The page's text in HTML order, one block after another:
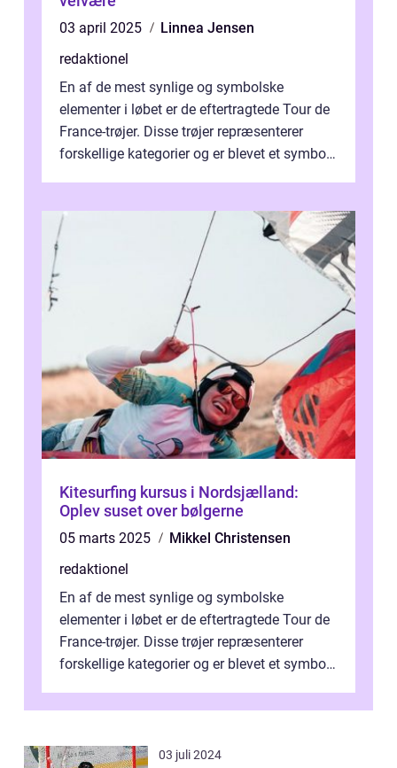
03 april 2025
Linnea Jensen
redaktionel
En af de mest synlige og symbolske
elementer i løbet er de eftertragtede Tour de
France-trøjer. Disse trøjer repræsenterer
forskellige kategorier og er blevet et symbol
Kitesurfing kursus i Nordsjælland:
Oplev suset over bølgerne
05 marts 2025
Mikkel Christensen
redaktionel
En af de mest synlige og symbolske
elementer i løbet er de eftertragtede Tour de
France-trøjer. Disse trøjer repræsenterer
forskellige kategorier og er blevet et symbol
03 juli 2024